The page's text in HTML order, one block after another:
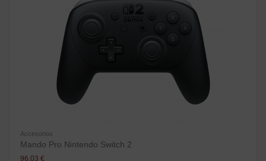
Accesorios
Mando Pro Nintendo Switch 2
96,03 €